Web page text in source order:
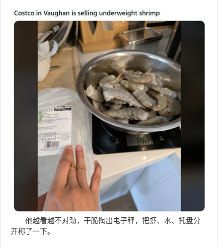
他越看越不对劲，干脆掏出电子秤，把虾、水、托盘分
开称了一下。